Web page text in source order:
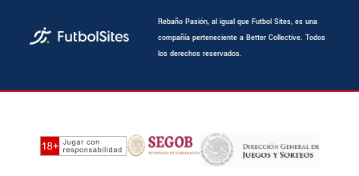
Rebaño Pasión, al igual que Futbol Sites, es una
compañía perteneciente a Better Collective. Todos
los derechos reservados.